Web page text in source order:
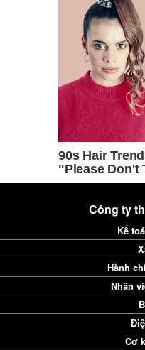
Công ty
Kế
Hành
Nhân
Cơ